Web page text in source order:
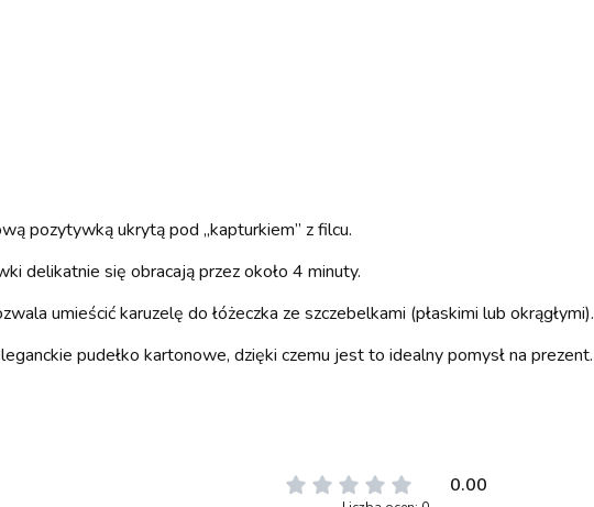
pozytywką ukrytą pod „kapturkiem” z filcu.
delikatnie się obracają przez około 4 minuty.
umieścić karuzelę do łóżeczka ze szczebelkami (płaskimi lub okrągłymi).
pudełko kartonowe, dzięki czemu jest to idealny pomysł na prezent.
0.00